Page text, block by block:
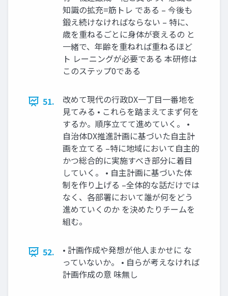
知識の拡充=筋トレ である – 今後も
鍛え続けなければならない – 特に、
歳を重ねるごとに身体が衰えるの と
一緒で、年齢を重ねれば重ねるほど
ト レーニングが必要である 本研修は
このステップ0である
51.
改めて現代の行政DX一丁目一番地を
見てみる • これらを踏まえてまず何を
するか。順序立てて進めていく。 •
自治体DX推進計画に基づいた自主計
画を立てる –特に地域において自主的
かつ総合的に実施すべき部分に着目
していく。 • 自主計画に基づいた体
制を作り上げる –全体的な話だけでは
なく、各部署において誰が何をどう
進めていくのか を決めたりチームを
組む。
52.
• 計画作成や発想が他人まかせに な
っていないか。 • 自らが考えなければ
計画作成の意 味無し